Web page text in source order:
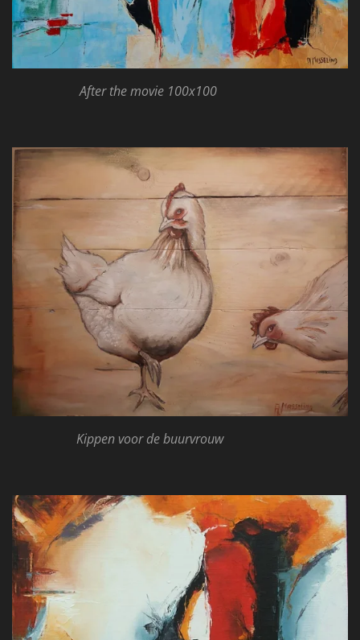
After the movie 100x100
Kippen voor de buurvrouw